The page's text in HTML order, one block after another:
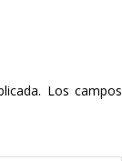
Los campos